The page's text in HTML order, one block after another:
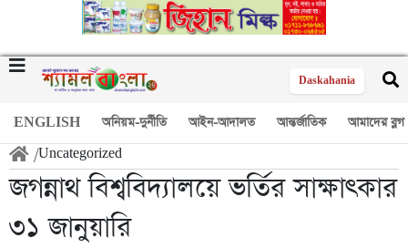
Daskahania
ENGLISH অনিয়ম-দুর্নীতি আইন-আদালত আন্তর্জাতিক আমাদের ব্লগ
/Uncategorized
জগন্নাথ বিশ্ববিদ্যালয়ে ভর্তির সাক্ষাৎকার
৩১ জানুয়ারি